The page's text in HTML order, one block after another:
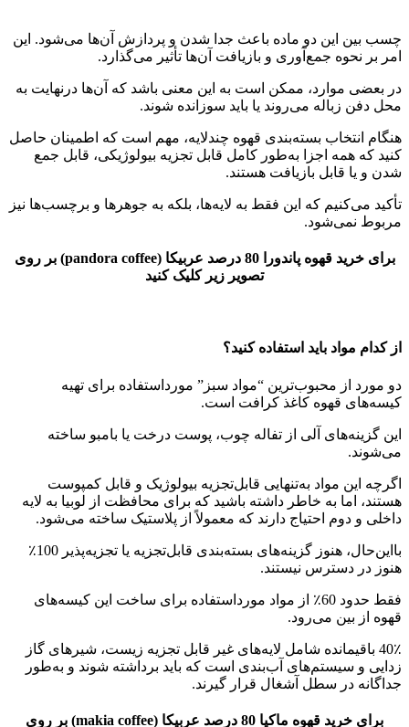
چسب بین این دو ماده باعث جدا شدن و پردازش آن‌ها می‌شود. این
امر بر نحوه جمع‌آوری و بازیافت آن‌ها تأثیر می‌گذارد.
در بعضی موارد، ممکن است به این معنی باشد که آن‌ها درنهایت به
محل دفن زباله می‌روند یا باید سوزانده شوند.
هنگام انتخاب بسته‌بندی قهوه چندلایه، مهم است که اطمینان حاصل
کنید که همه اجزا به‌طور کامل قابل تجزیه بیولوژیکی، قابل جمع
شدن و یا قابل بازیافت هستند.
تأکید می‌کنیم که این فقط به لایه‌ها، بلکه به جوهرها و برچسب‌ها نیز
مربوط نمی‌شود.
برای خرید قهوه پاندورا 80 درصد عربیکا (pandora coffee) بر روی
تصویر زیر کلیک کنید
از کدام مواد باید استفاده کنید؟
دو مورد از محبوب‌ترین “مواد سبز” مورداستفاده برای تهیه
کیسه‌های قهوه کاغذ کرافت است.
این گزینه‌های آلی از تفاله چوب، پوست درخت یا بامبو ساخته
می‌شوند.
اگرچه این مواد به‌تنهایی قابل‌تجزیه بیولوژیک و قابل کمپوست
هستند، اما به خاطر داشته باشید که برای محافظت از لوبیا به لایه
داخلی و دوم احتیاج دارند که معمولاً از پلاستیک ساخته می‌شود.
بااین‌حال، هنوز گزینه‌های بسته‌بندی قابل‌تجزیه یا تجزیه‌پذیر 100٪
هنوز در دسترس نیستند.
فقط حدود 60٪ از مواد مورداستفاده برای ساخت این کیسه‌های
قهوه از بین می‌رود.
40٪ باقیمانده شامل لایه‌های غیر قابل تجزیه زیست، شیرهای گاز
زدایی و سیستم‌های آب‌بندی است که باید برداشته شوند و به‌طور
جداگانه در سطل آشغال قرار گیرند.
برای خرید قهوه ماکیا 80 درصد عربیکا (makia coffee) بر روی